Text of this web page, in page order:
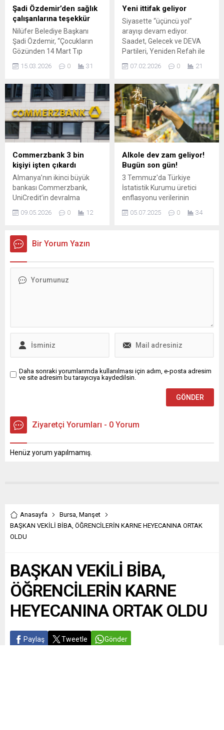
girişimidir. Biz bu darbeye
teslim olmayız. Ön seçim
yapmayalım diye partimizin
yönetimine göz dikenlere
teslim olmayız! Varsa
onların içeriden işbirlikçileri,...
Şadi Özdemir’den sağlık
çalışanlarına teşekkür
Nilüfer Belediye Başkanı
Şadi Özdemir, “Çocukların
Gözünden 14 Mart Tıp
gençlerle ve çocuklarla bir
nasıl atlattığını anlatan
Başkan Şadi Özdemir,
“Öncelikle hekimlere
güvenmeliyiz. Onlara
hepimizin çok teşekkür
etmesi lazım. En zor
durumlarda her zaman
hekimlerimiz,
hemşirelerimiz aslında
sağlık çalışanları bizleri
ayakta tutuyor” dedi.
Nilüfer...
15.03.2026 0 31
Yeni ittifak geliyor
Siyasette “üçüncü yol”
arayışı devam ediyor.
Saadet, Gelecek ve DEVA
Partileri, Yeniden Refah ile
Kulislerde, İYİ Parti, Anahtar
dahil olacağı daha geniş bir
ittifak senaryosunun
konuşulduğu belirtiliyor.
07.02.2026 0 21
Commerzbank 3 bin
kişiyi işten çıkardı
Almanya’nın ikinci büyük
bankası Commerzbank,
UniCredit’in devralma
girişimine karşı bağımsızlık
stratejisini güçlendirirken
artırmak amacıyla 3 bin
çalışanı işten çıkarma kararı
gelir ve kârlılık beklentilerini
09.05.2026 0 12
Alkole dev zam geliyor!
Bugün son gün!
3 Temmuz'da Türkiye
İstatistik Kurumu üretici
enflasyonu verilerinin
açıkladı. Açıklanan veriler
sonrası akaryakıt, alkol ve
05.07.2025 0 34
Bir Yorum Yazın
Daha sonraki yorumlarımda kullanılması için adım, e-posta adresim
ve site adresim bu tarayıcıya kaydedilsin.
Ziyaretçi Yorumları - 0 Yorum
Henüz yorum yapılmamış.
Anasayfa Bursa, Manşet
BAŞKAN VEKİLİ BİBA, ÖĞRENCİLERİN KARNE HEYECANINA ORTAK
OLDU
BAŞKAN VEKİLİ BİBA,
ÖĞRENCİLERİN KARNE
HEYECANINA ORTAK OLDU
Paylaş Tweetle Gönder